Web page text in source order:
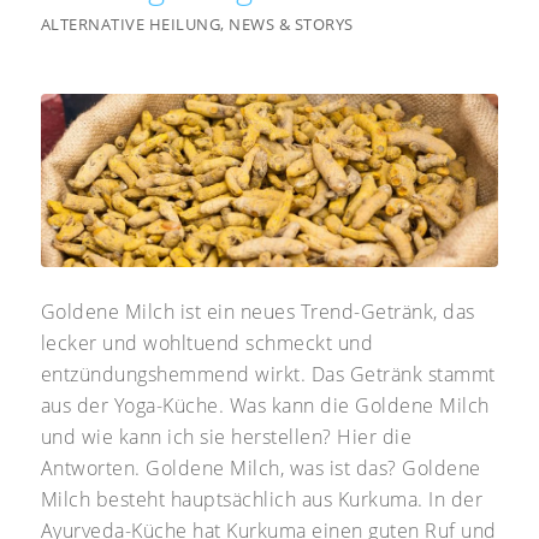
ALTERNATIVE HEILUNG, NEWS & STORYS
Goldene Milch ist ein neues Trend-Getränk, das
lecker und wohltuend schmeckt und
entzündungshemmend wirkt. Das Getränk stammt
aus der Yoga-Küche. Was kann die Goldene Milch
und wie kann ich sie herstellen? Hier die
Antworten. Goldene Milch, was ist das? Goldene
Milch besteht hauptsächlich aus Kurkuma. In der
Ayurveda-Küche hat Kurkuma einen guten Ruf und